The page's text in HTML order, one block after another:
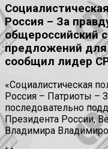
Россия – За
общероссийский
предложений
сообщил лидер
«Социалистическая
Россия – Патриоты –
последовательно
Президента России,
Владимира